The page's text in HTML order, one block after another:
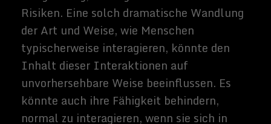
Die Kolonisierung anderer Welten und
Monde hingegen ist noch nicht in Angriff
genommen worden. Aber mit Elon Musks
SpaceX-Planung für eine Marskolonie, die
2025 gegründet werden soll, könnte sich
die Aussicht weniger distanziert erweisen,
als es scheint.
Aufgrund der immensen technischen
Zwänge und Kosten interplanetarischer